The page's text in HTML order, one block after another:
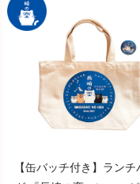
【缶バッチ付き】ランチ